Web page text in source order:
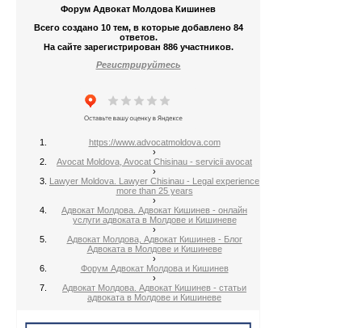
Форум Адвокат Молдова Кишинев
Всего создано 10 тем, в которые добавлено 84
ответов.
На сайте зарегистрирован 886 участников.
Регистрируйтесь
https://www.advocatmoldova.com
›
Avocat Moldova, Avocat Chisinau - servicii avocat
›
Lawyer Moldova. Lawyer Chisinau - Legal experience
more than 25 years
›
Адвокат Молдова. Адвокат Кишинев - онлайн
услуги адвоката в Молдове и Кишиневе
›
Адвокат Молдова, Адвокат Кишинев - Блог
Адвоката в Молдове и Кишиневе
›
Форум Адвокат Молдова и Кишинев
›
Адвокат Молдова. Адвокат Кишинев - статьи
адвоката в Молдове и Кишиневе